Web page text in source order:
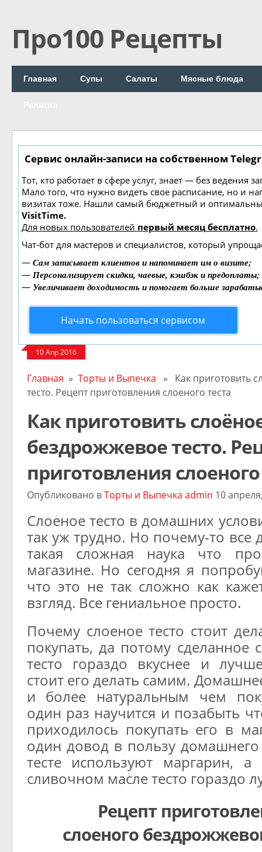
Про100 Рецепты
Главная Супы Салаты Мясные блюда
Сервис онлайн-записи на собственном
Тот, кто работает в сфере услуг, знает — без ведения
Мало того, что нужно видеть свое расписание, но и
визитах тоже. Нашли самый бюджетный и
VisitTime.
Для новых пользователей первый месяц бесплатно.
Чат-бот для мастеров и специалистов, который
— Сам записывает клиентов и напоминает им о визите;
— Персонализирует скидки, чаевые, кэшбэк и предоплаты;
— Увеличивает доходимость и помогает больше
Начать пользоваться сервисом
10 Апр 2016
Главная » Торты и Выпечка » Как приготовить
тесто. Рецепт приготовления слоеного теста
Как приготовить
бездрожжевое тесто.
приготовления слоеного
Опубликовано вТорты и Выпечка admin 10
Слоеное тесто в домашних
так уж трудно. Но почему-то все
такая сложная наука что
магазине. Но сегодня я
что это не так сложно как
взгляд. Все гениальное просто.
Почему слоеное тесто стоит
покупать, да потому сделанное
тесто гораздо вкуснее и
стоит его делать самим.
и более натуральным чем
один раз научится и позабыть
приходилось покупать его в
один довод в пользу
тесте используют маргарин,
сливочном масле тесто гораздо
Рецепт
слоеного